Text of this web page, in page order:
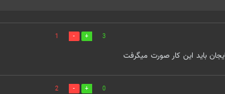
3
1
باید این کار صورت میگرفت
0
2